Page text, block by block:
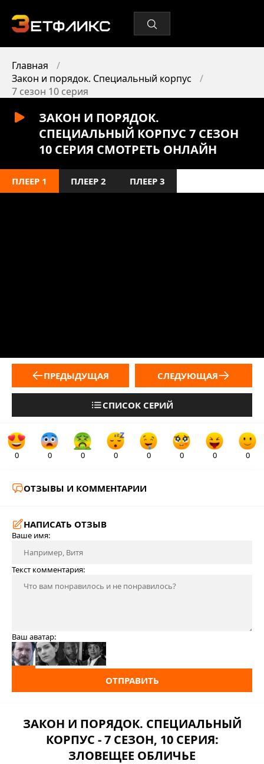
Главная
Закон и порядок. Специальный корпус
7 сезон 10 серия
ЗАКОН И ПОРЯДОК.
СПЕЦИАЛЬНЫЙ КОРПУС 7 СЕЗОН
10 СЕРИЯ СМОТРЕТЬ ОНЛАЙН
ПЛЕЕР 1 ПЛЕЕР 2 ПЛЕЕР 3
ПРЕДЫДУЩАЯ
СПИСОК СЕРИЙ
СЛЕДУЮЩАЯ
0 0 0 0 0 0 0 0
ОТЗЫВЫ И КОММЕНТАРИИ
НАПИСАТЬ ОТЗЫВ
Ваше имя:
Текст комментария:
Ваш аватар:
ОТПРАВИТЬ
ЗАКОН И ПОРЯДОК. СПЕЦИАЛЬНЫЙ
КОРПУС - 7 СЕЗОН, 10 СЕРИЯ:
ЗЛОВЕЩЕЕ ОБЛИЧЬЕ